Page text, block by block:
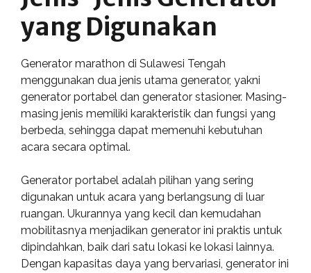
yang Digunakan
Generator marathon di Sulawesi Tengah
menggunakan dua jenis utama generator, yakni
generator portabel dan generator stasioner. Masing-
masing jenis memiliki karakteristik dan fungsi yang
berbeda, sehingga dapat memenuhi kebutuhan
acara secara optimal.
Generator portabel adalah pilihan yang sering
digunakan untuk acara yang berlangsung di luar
ruangan. Ukurannya yang kecil dan kemudahan
mobilitasnya menjadikan generator ini praktis untuk
dipindahkan, baik dari satu lokasi ke lokasi lainnya.
Dengan kapasitas daya yang bervariasi, generator ini